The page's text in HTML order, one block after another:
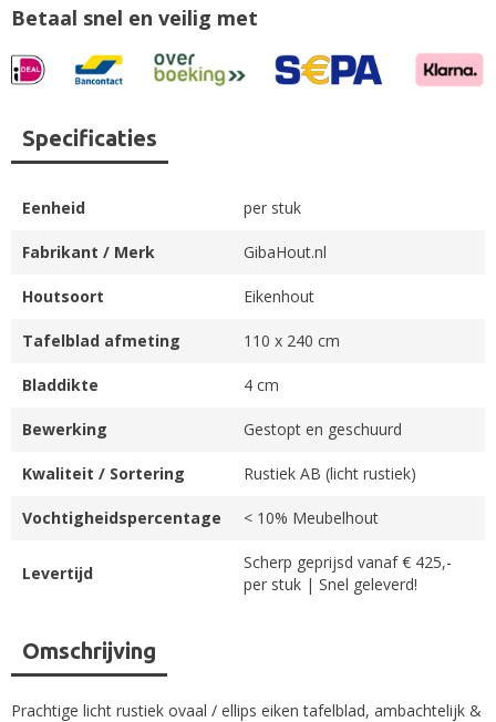
Betaal snel en veilig met
Omschrijving
Prachtige licht rustiek ovaal / ellips eiken tafelblad, ambachtelijk &
Specificaties
Eenheid per stuk
Fabrikant / Merk GibaHout.nl
Houtsoort Eikenhout
Tafelblad afmeting 110 x 240 cm
Bladdikte 4 cm
Bewerking Gestopt en geschuurd
Kwaliteit / Sortering Rustiek AB (licht rustiek)
Vochtigheidspercentage < 10% Meubelhout
Levertijd
Scherp geprijsd vanaf € 425,-
per stuk | Snel geleverd!